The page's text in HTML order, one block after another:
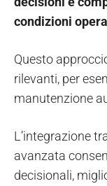
condizioni
Questo
rilevanti, per
manutenzione
L’integrazione
avanzata
decisionali,